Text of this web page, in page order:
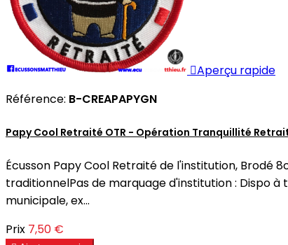
Aperçu rapide
Référence: B-CREAPAPYGN
Papy Cool Retraité OTR - Opération Tranquillité
Écusson Papy Cool Retraité de l'institution, Brodé
traditionnelPas de marquage d'institution : Dispo
municipale, ex...
Prix 7,50 €